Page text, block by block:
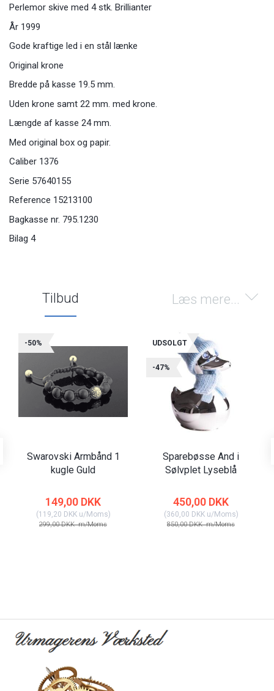
Perlemor skive med 4 stk. Brillianter
År 1999
Gode kraftige led i en stål lænke
Original krone
Bredde på kasse 19.5 mm.
Uden krone samt 22 mm. med krone.
Længde af kasse 24 mm.
Med original box og papir.
Caliber 1376
Serie 57640155
Reference 15213100
Bagkasse nr. 795.1230
Bilag 4
Læs mere...
Tilbud
-50%
Swarovski Armbånd 1
kugle Guld
149,00 DKK
(119,20 DKKu/Moms)
299,00 DKKm/Moms
UDSOLGT
-47%
Sparebøsse And i
Sølvplet Lyseblå
450,00 DKK
(360,00 DKKu/Moms)
850,00 DKKm/Moms